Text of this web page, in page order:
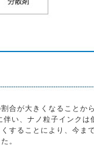
合が大きくなることか
い、ナノ粒子インク
することにより、今ま
。